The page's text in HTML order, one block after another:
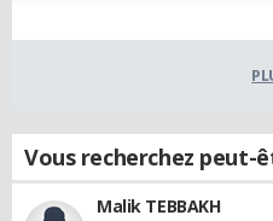
Vous recherchez peut-
Malik TEBBAKH